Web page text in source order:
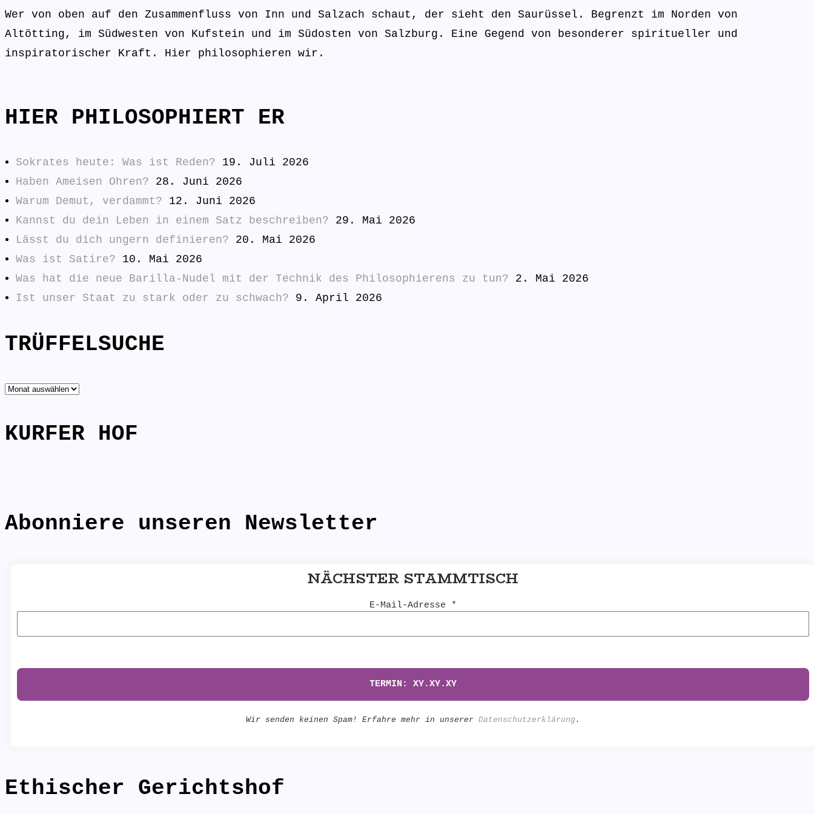
Wer von oben auf den Zusammenfluss von Inn und Salzach schaut, der sieht den Saurüssel. Begrenzt im Norden von
Altötting, im Südwesten von Kufstein und im Südosten von Salzburg. Eine Gegend von besonderer spiritueller und
inspiratorischer Kraft. Hier philosophieren wir.
HIER PHILOSOPHIERT ER
Sokrates heute: Was ist Reden?
19. Juli 2026
Haben Ameisen Ohren?
28. Juni 2026
Warum Demut, verdammt?
12. Juni 2026
Kannst du dein Leben in einem Satz beschreiben?
29. Mai 2026
Lässt du dich ungern definieren?
20. Mai 2026
Was ist Satire?
10. Mai 2026
Was hat die neue Barilla-Nudel mit der Technik des Philosophierens zu tun?
2. Mai 2026
Ist unser Staat zu stark oder zu schwach?
9. April 2026
TRÜFFELSUCHE
TRÜFFELSUCHE
KURFER HOF
Abonniere unseren Newsletter
NÄCHSTER STAMMTISCH
E-Mail-Adresse *
Wir senden keinen Spam! Erfahre mehr in unserer Datenschutzerklärung.
Ethischer Gerichtshof